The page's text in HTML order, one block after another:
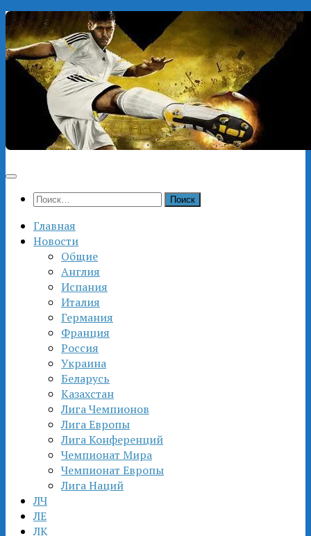
Перейти
к
содержимому
Найти:
Главная
Новости
Общие
Англия
Испания
Италия
Германия
Франция
Россия
Украина
Беларусь
Казахстан
Лига Чемпионов
Лига Европы
Лига Конференций
Чемпионат Мира
Чемпионат Европы
Лига Наций
ЛЧ
ЛЕ
ЛК